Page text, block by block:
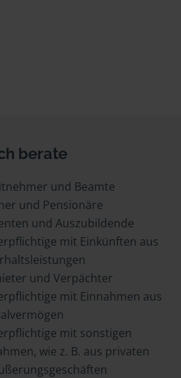
berate
und Beamte
und Pensionäre
und Auszubildende
mit Einkünften aus
und Verpächter
mit Einnahmen aus
mit sonstigen
wie z. B. aus privaten